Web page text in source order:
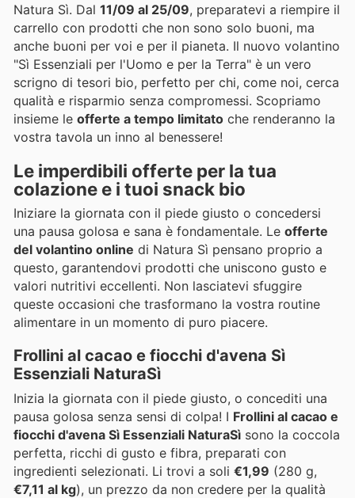
Natura Sì. Dal 11/09 al 25/09, preparatevi a riempire il
carrello con prodotti che non sono solo buoni, ma
anche buoni per voi e per il pianeta. Il nuovo volantino
"Sì Essenziali per l'Uomo e per la Terra" è un vero
scrigno di tesori bio, perfetto per chi, come noi, cerca
qualità e risparmio senza compromessi. Scopriamo
insieme le offerte a tempo limitato che renderanno la
vostra tavola un inno al benessere!
Le imperdibili offerte per la tua
colazione e i tuoi snack bio
Iniziare la giornata con il piede giusto o concedersi
una pausa golosa e sana è fondamentale. Le offerte
del volantino online di Natura Sì pensano proprio a
questo, garantendovi prodotti che uniscono gusto e
valori nutritivi eccellenti. Non lasciatevi sfuggire
queste occasioni che trasformano la vostra routine
alimentare in un momento di puro piacere.
Frollini al cacao e fiocchi d'avena Sì
Essenziali NaturaSì
Inizia la giornata con il piede giusto, o concediti una
pausa golosa senza sensi di colpa! I Frollini al cacao e
fiocchi d'avena Sì Essenziali NaturaSì sono la coccola
perfetta, ricchi di gusto e fibra, preparati con
ingredienti selezionati. Li trovi a soli €1,99 (280 g,
€7,11 al kg), un prezzo da non credere per la qualità